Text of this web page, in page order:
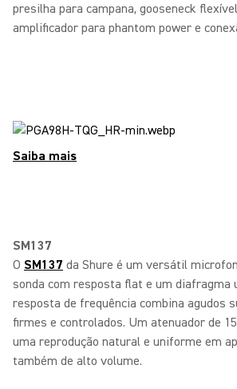
presilha para campana, gooseneck
amplificador para phantom power e
Saiba mais
SM137
O SM137 da Shure é um versátil
sonda com resposta flat e um diafragma
resposta de frequência combina agudos
firmes e controlados. Um atenuador de
uma reprodução natural e uniforme em
também de alto volume.